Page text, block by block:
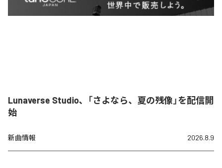
Lunaverse Studio、「さよなら、夏の残像」を配信開
始
新曲情報 2026.8.9